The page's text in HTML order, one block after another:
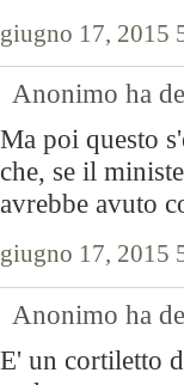
giugno 17, 2015
Anonimo ha
Ma poi questo
che, se il
avrebbe avuto
giugno 17, 2015
Anonimo ha
E' un cortiletto